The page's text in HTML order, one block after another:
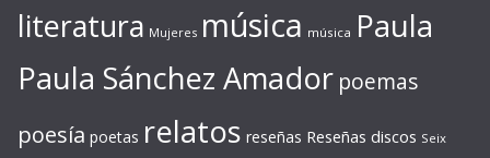
literatura Mujeres música música Paula
Paula Sánchez Amador poemas
poesía poetas relatos reseñas Reseñas discos Seix